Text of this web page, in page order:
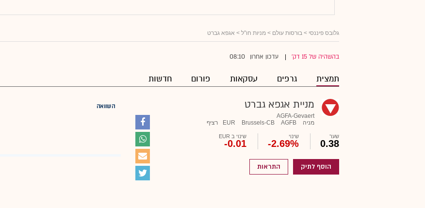
גלובס פיננסי > בורסות עולם > מניות חו"ל > אגפא גברט
בהשהיה של 15 דק' עדכון אחרון 08:10
תמצית גרפים עסקאות פורום חדשות
מניית אגפא גברט
AGFA-Gevaert
מניה
AGFB
Brussels-CB
EUR רציף
שער
0.38
שינוי
-2.69%
שינוי ב EUR
-0.01
הוסף לתיק התראות
השוואה